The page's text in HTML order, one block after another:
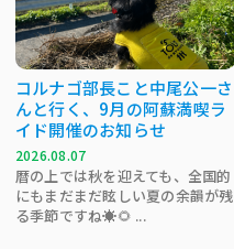
コルナゴ部長こと中尾公一さ
んと行く、9月の阿蘇満喫ラ
イド開催のお知らせ
2026.08.07
暦の上では秋を迎えても、全国的
にもまだまだ眩しい夏の余韻が残
る季節ですね☀️🌻 ...